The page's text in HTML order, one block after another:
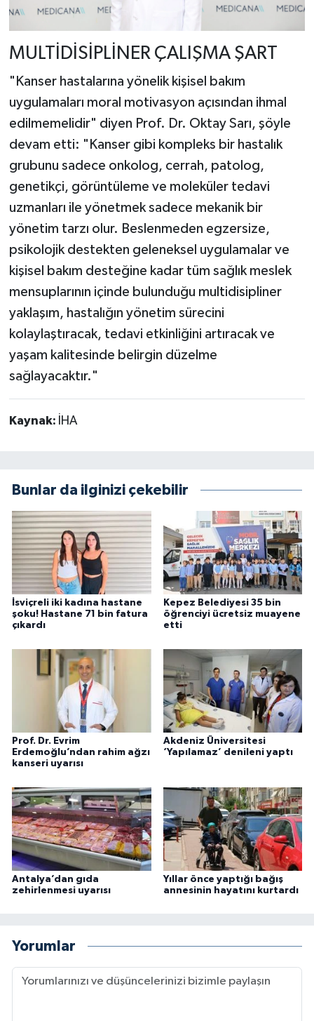
MULTİDİSİPLİNER ÇALIŞMA ŞART
"Kanser hastalarına yönelik kişisel bakım
uygulamaları moral motivasyon açısından ihmal
edilmemelidir" diyen Prof. Dr. Oktay Sarı, şöyle
devam etti: "Kanser gibi kompleks bir hastalık
grubunu sadece onkolog, cerrah, patolog,
genetikçi, görüntüleme ve moleküler tedavi
uzmanları ile yönetmek sadece mekanik bir
yönetim tarzı olur. Beslenmeden egzersize,
psikolojik destekten geleneksel uygulamalar ve
kişisel bakım desteğine kadar tüm sağlık meslek
mensuplarının içinde bulunduğu multidisipliner
yaklaşım, hastalığın yönetim sürecini
kolaylaştıracak, tedavi etkinliğini artıracak ve
yaşam kalitesinde belirgin düzelme
sağlayacaktır."
Kaynak: İHA
Bunlar da ilginizi çekebilir
İsviçreli iki kadına hastane
şoku! Hastane 71 bin fatura
çıkardı
Kepez Belediyesi 35 bin
öğrenciyi ücretsiz muayene
etti
Prof. Dr. Evrim
Erdemoğlu’ndan rahim ağzı
kanseri uyarısı
Akdeniz Üniversitesi
‘Yapılamaz’ denileni yaptı
Antalya’dan gıda
zehirlenmesi uyarısı
Yıllar önce yaptığı bağış
annesinin hayatını kurtardı
Yorumlar